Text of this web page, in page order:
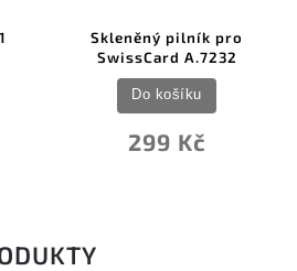
Skleněný pilník pro
SwissCard A.7232
299 Kč
Do košíku